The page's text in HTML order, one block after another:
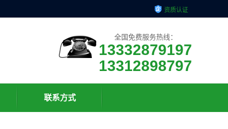
资质认证
全国免费服务热线：
13332879197
13312898797
联系方式